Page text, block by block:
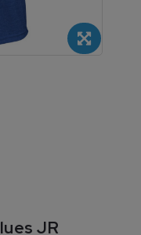
JR